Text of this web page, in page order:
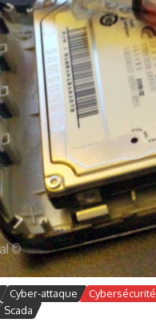
Cyber-attaque Cybersécurité
Scada